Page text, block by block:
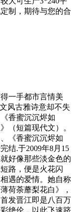
制，期待与您的合
一手都市言情美
风古雅诗意却不失
香蜜沉沉烬如
（短篇现代文）。
《香蜜沉沉烬如
结.于2009年8月15
好像那些淡金色的
路，便是火花闪
遇的爱情。她自称
荷荼蘼梨花白》，
发晋江即是八百万
绝伦，以此飞速跻